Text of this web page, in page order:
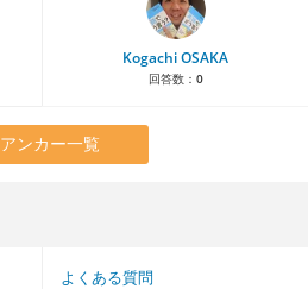
Kogachi OSAKA
回答数： 0
アンカー一覧
よくある質問